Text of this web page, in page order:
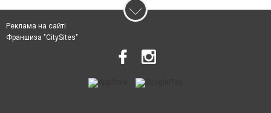
Реклама на сайті
Франшиза "CitySites"